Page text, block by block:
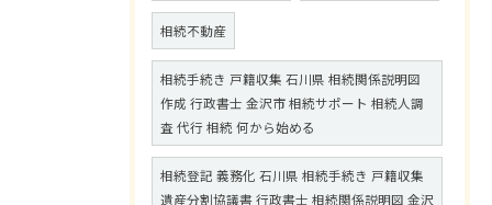
相続不動産
相続手続き 戸籍収集 石川県 相続関係説明図
作成 行政書士 金沢市 相続サポート 相続人調
査 代行 相続 何から始める
相続登記 義務化 石川県 相続手続き 戸籍収集
遺産分割協議書 行政書士 相続関係説明図 金沢